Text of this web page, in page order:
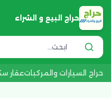
حراج البيع و الشراء
حراج السيارات والمركباتعقار